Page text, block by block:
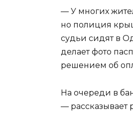
— У многих
но полиция
судьи сидят в
делает фото
решением об
На очереди в
— рассказывает